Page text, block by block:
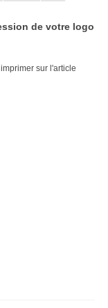
Portefeuille
de votre logo
sur l'article